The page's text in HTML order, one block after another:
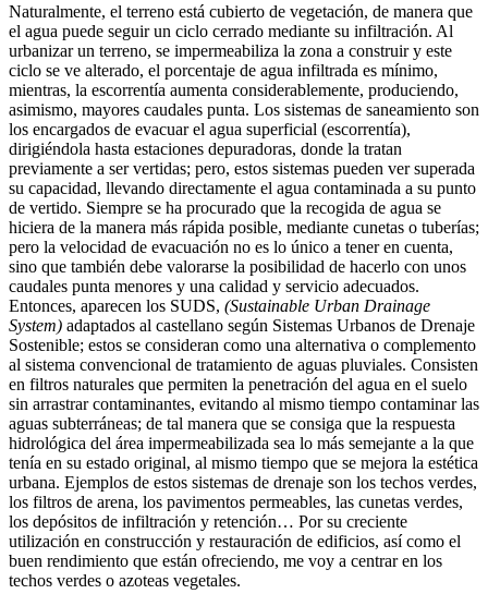
Naturalmente, el terreno está cubierto de vegetación, de manera que
el agua puede seguir un ciclo cerrado mediante su infiltración. Al
urbanizar un terreno, se impermeabiliza la zona a construir y este
ciclo se ve alterado, el porcentaje de agua infiltrada es mínimo,
mientras, la escorrentía aumenta considerablemente, produciendo,
asimismo, mayores caudales punta. Los sistemas de saneamiento son
los encargados de evacuar el agua superficial (escorrentía),
dirigiéndola hasta estaciones depuradoras, donde la tratan
previamente a ser vertidas; pero, estos sistemas pueden ver superada
su capacidad, llevando directamente el agua contaminada a su punto
de vertido. Siempre se ha procurado que la recogida de agua se
hiciera de la manera más rápida posible, mediante cunetas o tuberías;
pero la velocidad de evacuación no es lo único a tener en cuenta,
sino que también debe valorarse la posibilidad de hacerlo con unos
caudales punta menores y una calidad y servicio adecuados.
Entonces, aparecen los SUDS, (Sustainable Urban Drainage
System) adaptados al castellano según Sistemas Urbanos de Drenaje
Sostenible; estos se consideran como una alternativa o complemento
al sistema convencional de tratamiento de aguas pluviales. Consisten
en filtros naturales que permiten la penetración del agua en el suelo
sin arrastrar contaminantes, evitando al mismo tiempo contaminar las
aguas subterráneas; de tal manera que se consiga que la respuesta
hidrológica del área impermeabilizada sea lo más semejante a la que
tenía en su estado original, al mismo tiempo que se mejora la estética
urbana. Ejemplos de estos sistemas de drenaje son los techos verdes,
los filtros de arena, los pavimentos permeables, las cunetas verdes,
los depósitos de infiltración y retención… Por su creciente
utilización en construcción y restauración de edificios, así como el
buen rendimiento que están ofreciendo, me voy a centrar en los
techos verdes o azoteas vegetales.